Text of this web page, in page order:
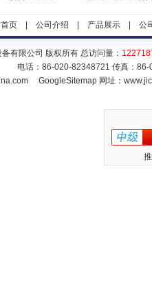
页| 公司介绍 产品展示| 公
有限公司 版权所有 总访问量：
电话：86-020-82348721 传真：
GoogleSitemap 网址：